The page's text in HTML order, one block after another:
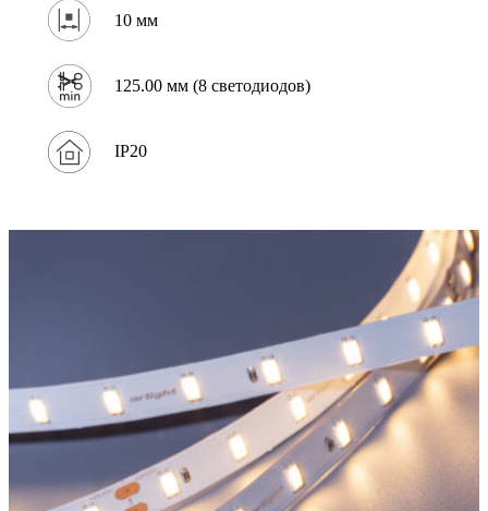
10 мм
125.00 мм (8 светодиодов)
IP20